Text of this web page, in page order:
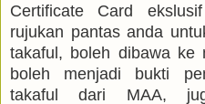
Certificate Card
rujukan pantas anda
takaful, boleh dibawa ke
boleh menjadi bukti
takaful dari MAA,